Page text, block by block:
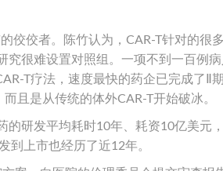
佼佼者。陈竹认为，CAR-T针对的很
很难设置对照组。一项不到一百例
T疗法，速度最快的药企已完成了Ⅱ
且是从传统的体外CAR-T开始破冰。
研发平均耗时10年、耗资10亿美元
到上市也经历了近12年。